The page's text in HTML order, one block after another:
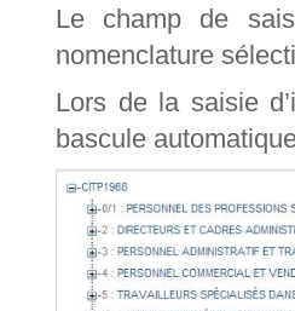
Le champ de
nomenclature
Lors de la saisie
bascule